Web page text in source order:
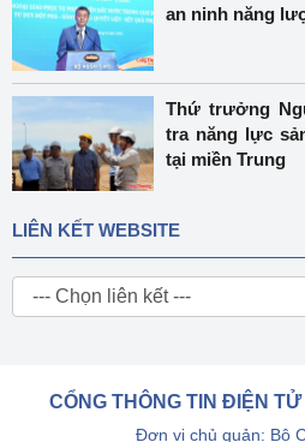
an ninh năng
Thứ trưởng
tra năng lực
tại miền Trung
LIÊN KẾT WEBSITE
CỔNG THÔNG TIN ĐIỆN
Đơn vị chủ quản: Bộ